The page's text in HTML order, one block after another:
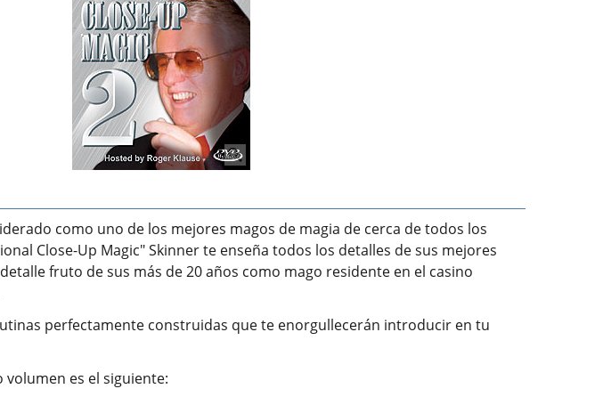
como uno de los mejores magos de magia de cerca de todos los
Close-Up Magic" Skinner te enseña todos los detalles de sus mejores
fruto de sus más de 20 años como mago residente en el casino
perfectamente construidas que te enorgullecerán introducir en tu
es el siguiente: